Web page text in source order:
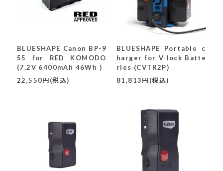
BLUESHAPE Canon BP-9
55 for RED KOMODO
(7.2V 6400mAh 46Wh )
22,550円(税込)
BLUESHAPE Portable c
harger for V-lock Batte
ries (CVTR2P)
81,813円(税込)